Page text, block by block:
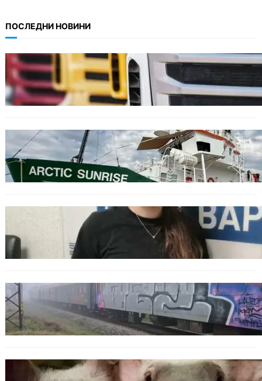
ПОСЛЕДНИ НОВИНИ
БЪЛГАРИЯ
Нови ограничения за камионите над 12
тона по ключови пътища през август
БЪЛГАРИЯ
Корабът на „Грийнпийс“ пристигна във
Варна с кампания за опазване на Черно
море
ОБЩЕСТВО
Варненска ученичка създаде интерактивна
карта за сигнали за проблеми с боклука
ОБЩЕСТВО
Бързият влак София – Варна блъсна и уби
жена край гара Бутово
БЪЛГАРИЯ